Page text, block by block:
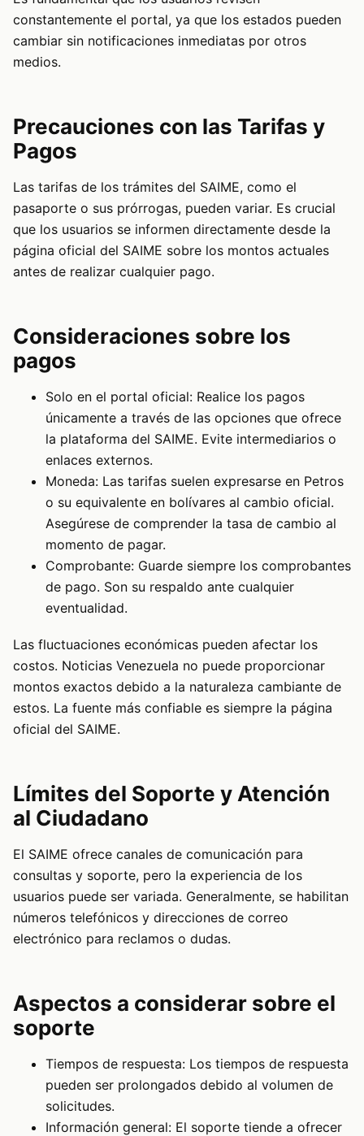
constantemente el portal, ya que los estados pueden
cambiar sin notificaciones inmediatas por otros
medios.
Precauciones con las Tarifas y
Pagos
Las tarifas de los trámites del SAIME, como el
pasaporte o sus prórrogas, pueden variar. Es crucial
que los usuarios se informen directamente desde la
página oficial del SAIME sobre los montos actuales
antes de realizar cualquier pago.
Consideraciones sobre los
pagos
Solo en el portal oficial: Realice los pagos
únicamente a través de las opciones que ofrece
la plataforma del SAIME. Evite intermediarios o
enlaces externos.
Moneda: Las tarifas suelen expresarse en Petros
o su equivalente en bolívares al cambio oficial.
Asegúrese de comprender la tasa de cambio al
momento de pagar.
Comprobante: Guarde siempre los comprobantes
de pago. Son su respaldo ante cualquier
eventualidad.
Las fluctuaciones económicas pueden afectar los
costos. Noticias Venezuela no puede proporcionar
montos exactos debido a la naturaleza cambiante de
estos. La fuente más confiable es siempre la página
oficial del SAIME.
Límites del Soporte y Atención
al Ciudadano
El SAIME ofrece canales de comunicación para
consultas y soporte, pero la experiencia de los
usuarios puede ser variada. Generalmente, se habilitan
números telefónicos y direcciones de correo
electrónico para reclamos o dudas.
Aspectos a considerar sobre el
soporte
Tiempos de respuesta: Los tiempos de respuesta
pueden ser prolongados debido al volumen de
solicitudes.
Información general: El soporte tiende a ofrecer